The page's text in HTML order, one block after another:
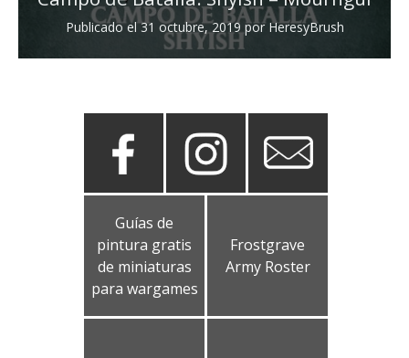
Publicado el31 octubre, 2019 por HeresyBrush
Guías de
pintura gratis
de miniaturas
para wargames
Frostgrave
Army Roster